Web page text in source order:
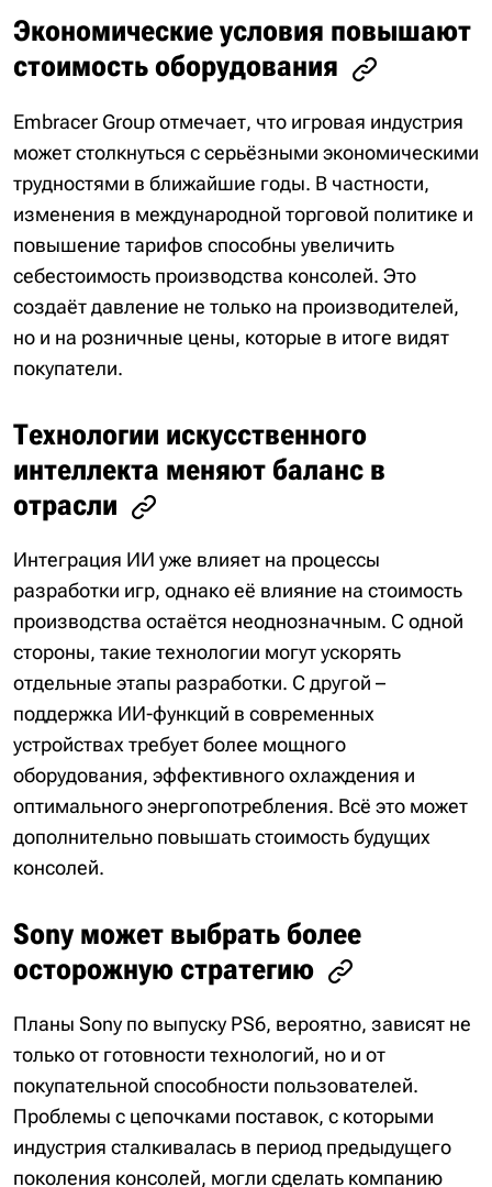
Экономические условия повышают
стоимость оборудования
Embracer Group отмечает, что игровая индустрия
может столкнуться с серьёзными экономическими
трудностями в ближайшие годы. В частности,
изменения в международной торговой политике и
повышение тарифов способны увеличить
себестоимость производства консолей. Это
создаёт давление не только на производителей,
но и на розничные цены, которые в итоге видят
покупатели.
Технологии искусственного
интеллекта меняют баланс в
отрасли
Интеграция ИИ уже влияет на процессы
разработки игр, однако её влияние на стоимость
производства остаётся неоднозначным. С одной
стороны, такие технологии могут ускорять
отдельные этапы разработки. С другой –
поддержка ИИ-функций в современных
устройствах требует более мощного
оборудования, эффективного охлаждения и
оптимального энергопотребления. Всё это может
дополнительно повышать стоимость будущих
консолей.
Sony может выбрать более
осторожную стратегию
Планы Sony по выпуску PS6, вероятно, зависят не
только от готовности технологий, но и от
покупательной способности пользователей.
Проблемы с цепочками поставок, с которыми
индустрия сталкивалась в период предыдущего
поколения консолей, могли сделать компанию